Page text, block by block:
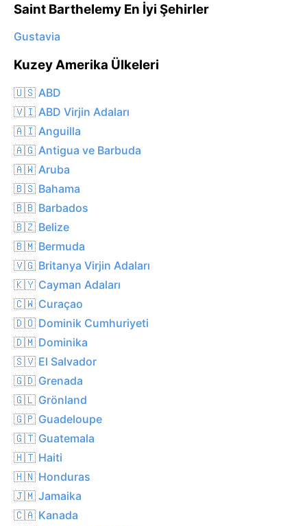
Saint Barthelemy En İyi Şehirler
Gustavia
Kuzey Amerika Ülkeleri
🇺🇸 ABD
🇻🇮 ABD Virjin Adaları
🇦🇮 Anguilla
🇦🇬 Antigua ve Barbuda
🇦🇼 Aruba
🇧🇸 Bahama
🇧🇧 Barbados
🇧🇿 Belize
🇧🇲 Bermuda
🇻🇬 Britanya Virjin Adaları
🇰🇾 Cayman Adaları
🇨🇼 Curaçao
🇩🇴 Dominik Cumhuriyeti
🇩🇲 Dominika
🇸🇻 El Salvador
🇬🇩 Grenada
🇬🇱 Grönland
🇬🇵 Guadeloupe
🇬🇹 Guatemala
🇭🇹 Haiti
🇭🇳 Honduras
🇯🇲 Jamaika
🇨🇦 Kanada